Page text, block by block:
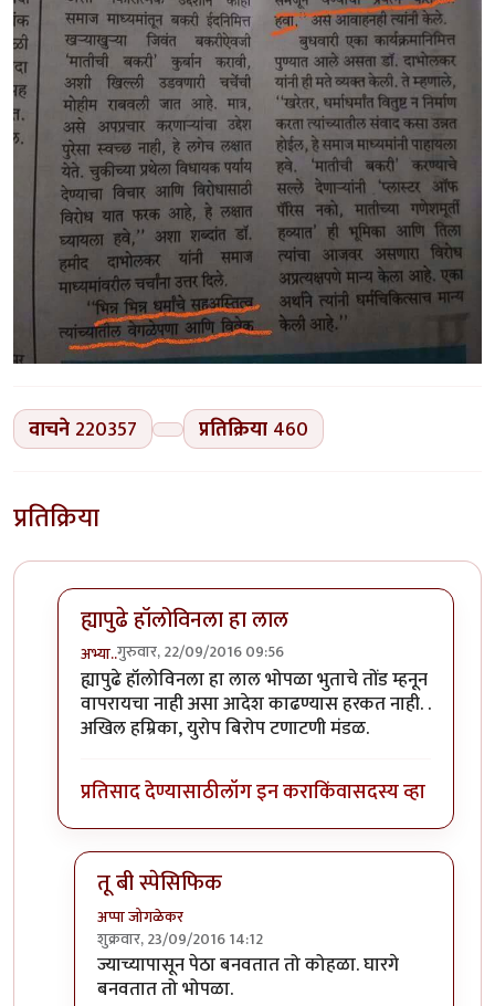
वाचने 220357 प्रतिक्रिया 460
प्रतिक्रिया
ह्यापुढे हॉलोविनला हा लाल
अभ्या..गुरुवार, 22/09/2016 09:56
In reply toकोहळा (Benincasa hispida)byडॉ सुहास
ह्यापुढे हॉलोविनला हा लाल भोपळा भुताचे तोंड म्हनून
वापरायचा नाही असा आदेश काढण्यास हरकत नाही. .
अखिल हम्रिका, युरोप बिरोप टणाटणी मंडळ.
प्रतिसाद देण्यासाठीलॉग इन कराकिंवासदस्य व्हा
तू बी स्पेसिफिक
अप्पा जोगळेकर
शुक्रवार, 23/09/2016 14:12
In reply toतांबडा भोपळा टू बी स्पेसिफिक.by
ज्याच्यापासून पेठा बनवतात तो कोहळा. घारगे
बनवतात तो भोपळा.